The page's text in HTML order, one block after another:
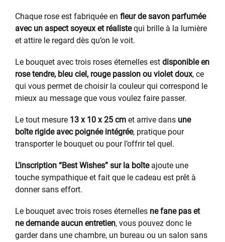
Chaque rose est fabriquée en fleur de savon parfumée
avec un aspect soyeux et réalistequi brille à la lumière
et attire le regard dès qu’on le voit.
Le bouquet avec trois roses éternelles est disponible en
rose tendre, bleu ciel, rouge passion ou violet doux, ce
qui vous permet de choisir la couleur qui correspond le
mieux au message que vous voulez faire passer.
Le tout mesure 13 x 10 x 25 cm et arrive dans une
boîte rigide avec poignée intégrée, pratique pour
transporter le bouquet ou pour l’offrir tel quel.
L’inscription “Best Wishes” sur la boîteajoute une
touche sympathique et fait que le cadeau est prêt à
donner sans effort.
Le bouquet avec trois roses éternelles ne fane pas et
ne demande aucun entretien, vous pouvez donc le
garder dans une chambre, un bureau ou un salon sans